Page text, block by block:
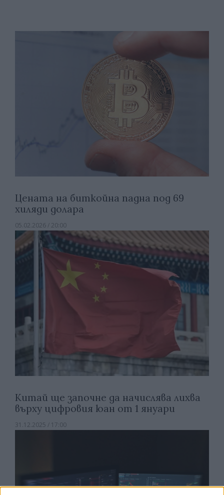
Цената на биткойна падна под 69
хиляди долара
05.02.2026 / 20:00
Китай ще започне да начислява лихва
върху цифровия юан от 1 януари
31.12.2025 / 17:00